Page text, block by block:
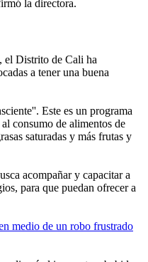
la directora.
el Distrito de Cali ha
a tener una buena
Este es un programa
consumo de alimentos de
saturadas y más frutas y
acompañar y capacitar a
para que puedan ofrecer a
medio de un robo frustrado